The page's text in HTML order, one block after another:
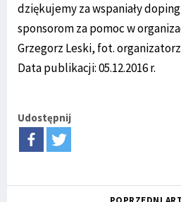
dziękujemy za wspaniały
sponsorom za pomoc w
Grzegorz Leski, fot.
Data publikacji: 05.12.2016 r.
Udostępnij